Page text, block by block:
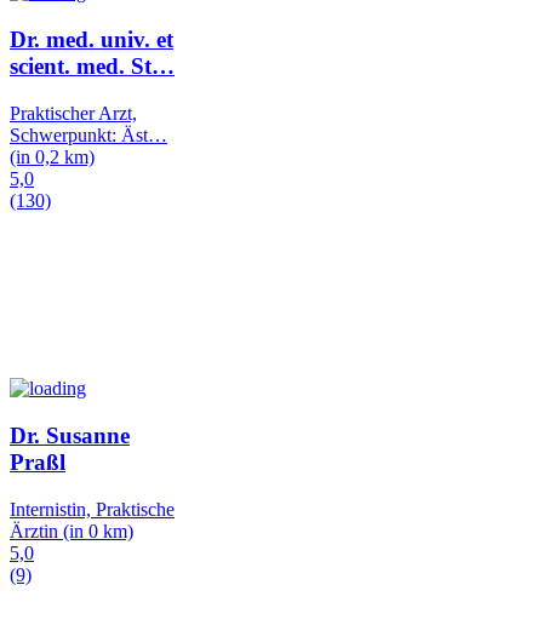
Dr. med. univ. et
scient. med. St…
Praktischer Arzt,
Schwerpunkt: Äst…
(in 0,2 km)
5,0
(130)
Dr. Susanne
Praßl
Internistin, Praktische
Ärztin (in 0 km)
5,0
(9)